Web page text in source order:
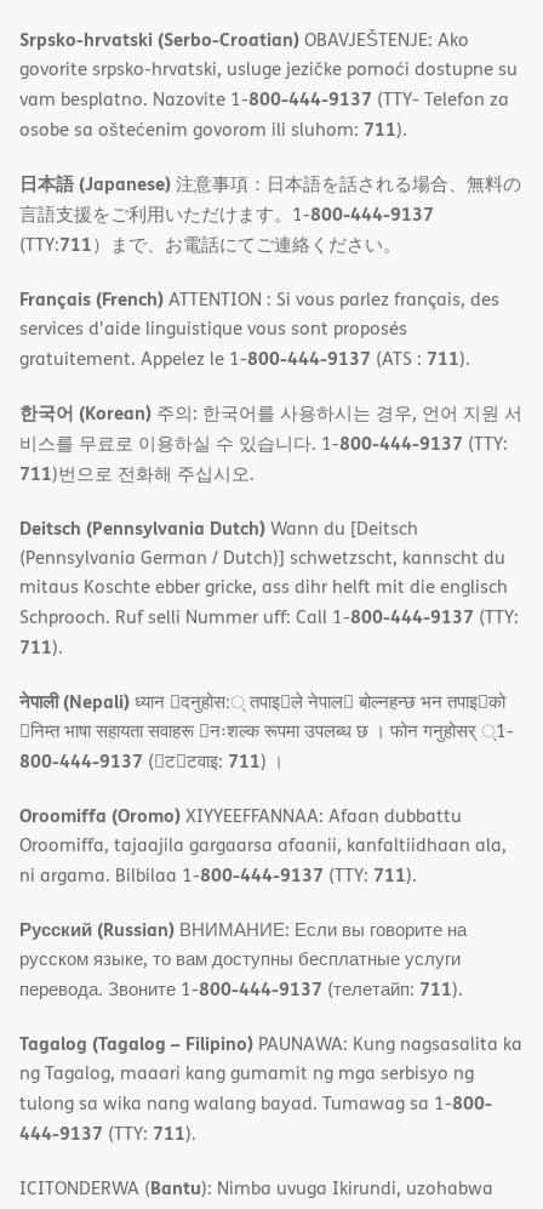
Srpsko-hrvatski (Serbo-Croatian)OBAVJEŠTENJE: Ako
govorite srpsko-hrvatski, usluge jezičke pomoći dostupne su
vam besplatno. Nazovite 1-800-444-9137 (TTY- Telefon za
osobe sa oštećenim govorom ili sluhom: 711).
日本語 (Japanese)注意事項：日本語を話される場合、無料の
言語支援をご利用いただけます。1-800-444-9137
(TTY:711）まで、お電話にてご連絡ください。
Français (French)ATTENTION : Si vous parlez français, des
services d'aide linguistique vous sont proposés
gratuitement. Appelez le 1-800-444-9137 (ATS : 711).
한국어 (Korean) 주의: 한국어를 사용하시는 경우, 언어 지원 서
비스를 무료로 이용하실 수 있습니다. 1-800-444-9137 (TTY:
711)번으로 전화해 주십시오.
Deitsch (Pennsylvania Dutch)Wann du [Deitsch
(Pennsylvania German / Dutch)] schwetzscht, kannscht du
mitaus Koschte ebber gricke, ass dihr helft mit die englisch
Schprooch. Ruf selli Nummer uff: Call 1-800-444-9137 (TTY:
711).
नेपाली (Nepali)ध्यान 􀇑दनुहोस:् तपाइ􀉍ले नेपाल􀈣 बोल्नहन्छ भन तपाइ􀉍को
􀇓निम्त भाषा सहायता सवाहरू 􀇓नःशल्क रूपमा उपलब्ध छ । फोन गनुहोसर् ्1-
800-444-9137 (􀇑ट􀇑टवाइ: 711) ।
Oroomiffa (Oromo)XIYYEEFFANNAA: Afaan dubbattu
Oroomiffa, tajaajila gargaarsa afaanii, kanfaltiidhaan ala,
ni argama. Bilbilaa 1-800-444-9137 (TTY: 711).
Русский (Russian) ВНИМАНИЕ: Если вы говорите на
русском языке, то вам доступны бесплатные услуги
перевода. Звоните 1-800-444-9137 (телетайп: 711).
Tagalog (Tagalog – Filipino) PAUNAWA: Kung nagsasalita ka
ng Tagalog, maaari kang gumamit ng mga serbisyo ng
tulong sa wika nang walang bayad. Tumawag sa 1-800-
444-9137 (TTY: 711).
ICITONDERWA (Bantu): Nimba uvuga Ikirundi, uzohabwa